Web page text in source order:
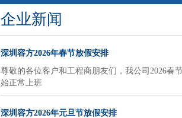
企业新闻
深圳容方2026年春节放假安排
尊敬的各位客户和工程商朋友们，我公司2026春
始正常上班
深圳容方2026年元旦节放假安排